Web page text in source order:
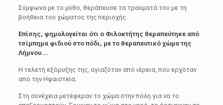
Σύμφωνα με το μύθο, θεράπευσε τα τραύματά του με τη
βοήθεια του χώματος της περιοχής.
Επίσης, φημολογείται ότι ο Φιλοκτήτης θεραπεύτηκε από
τσίμπημα φιδιού στο πόδι, με το θεραπευτικό χώμα της
Λήμνου….
Η τελετή εξόρυξης της, αγιαζόταν από ιέρεια, που ερχόταν
από την Ηφαιστεία.
Στη συνέχεια μετέφεραν το χώμα στην πόλη για να το